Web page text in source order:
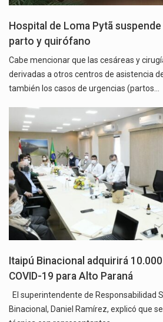
Hospital de Loma Pytã
parto y quirófano
Cabe mencionar que las cesáreas y
derivadas a otros centros de asistencia
también los casos de urgencias (partos…
Itaipú Binacional adquirirá
COVID-19 para Alto Paraná
El superintendente de Responsabilidad
Binacional, Daniel Ramírez, explicó que